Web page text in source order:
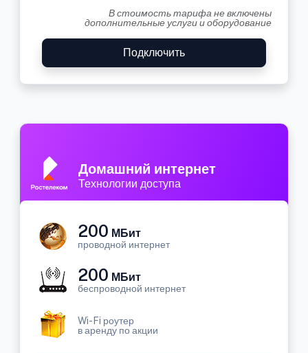
В стоимость тарифа не включены
дополнительные услуги и оборудование
Подключить
Домашний интернет
Технологии доступа
200 МБит
проводной интернет
200 МБит
беспроводной интернет
Wi-Fi роутер
в аренду по акции